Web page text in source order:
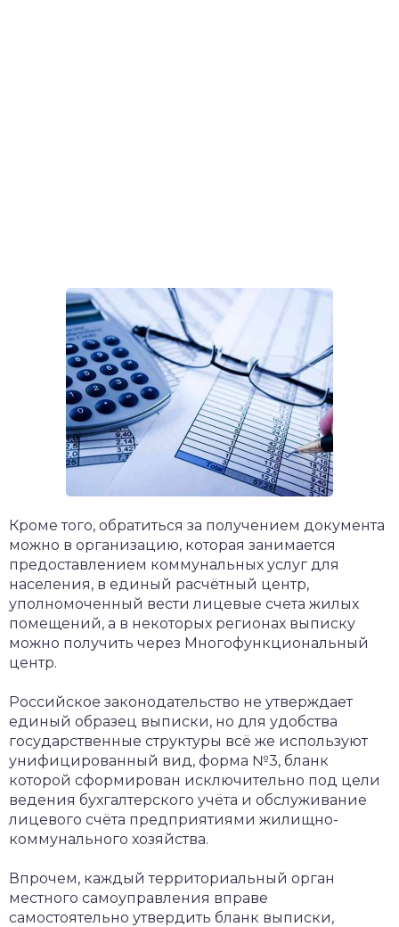
Кроме того, обратиться за получением документа
можно в организацию, которая занимается
предоставлением коммунальных услуг для
населения, в единый расчётный центр,
уполномоченный вести лицевые счета жилых
помещений, а в некоторых регионах выписку
можно получить через Многофункциональный
центр.
Российское законодательство не утверждает
единый образец выписки, но для удобства
государственные структуры всё же используют
унифицированный вид, форма №3, бланк
которой сформирован исключительно под цели
ведения бухгалтерского учёта и обслуживание
лицевого счёта предприятиями жилищно-
коммунального хозяйства.
Впрочем, каждый территориальный орган
местного самоуправления вправе
самостоятельно утвердить бланк выписки,